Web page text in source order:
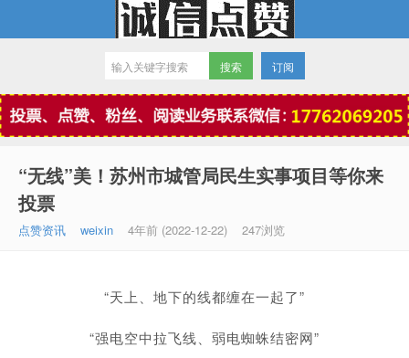
微信点赞
订阅
“无线”美！苏州市城管局民生实事项目等你来
投票
点赞资讯 weixin 4年前 (2022-12-22) 247浏览
“天上、地下的线都缠在一起了”
“强电空中拉飞线、弱电蜘蛛结密网”